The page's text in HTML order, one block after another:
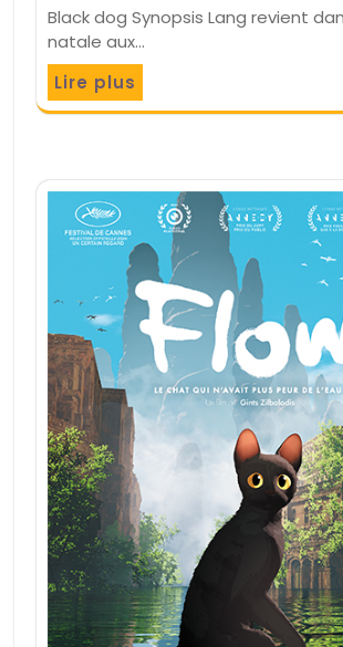
Black dog Synopsis Lang revient
natale aux…
Lire plus